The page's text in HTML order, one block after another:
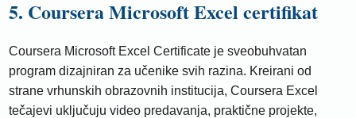
5. Coursera Microsoft Excel certifikat
Coursera Microsoft Excel Certificate je sveobuhvatan
program dizajniran za učenike svih razina. Kreirani od
strane vrhunskih obrazovnih institucija, Coursera Excel
tečajevi uključuju video predavanja, praktične projekte,